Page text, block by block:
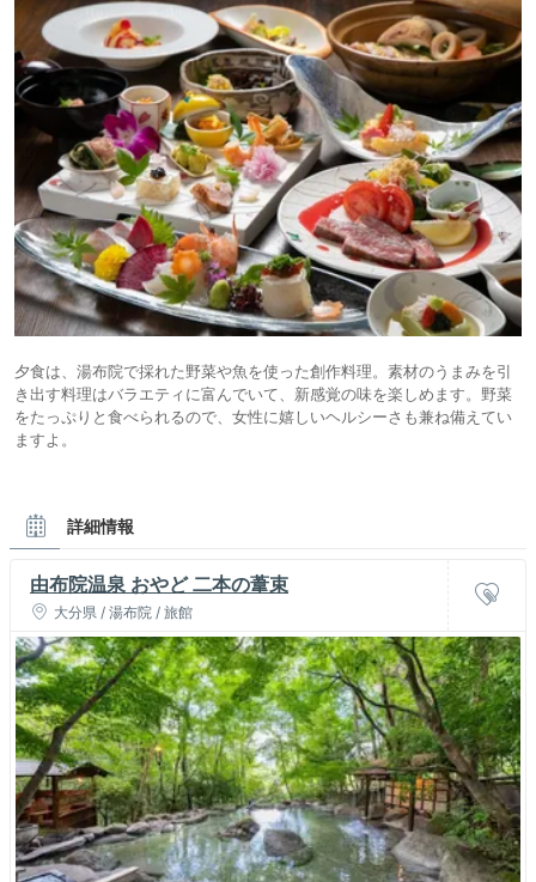
夕食は、湯布院で採れた野菜や魚を使った創作料理。素材のうまみを引
き出す料理はバラエティに富んでいて、新感覚の味を楽しめます。野菜
をたっぷりと食べられるので、女性に嬉しいヘルシーさも兼ね備えてい
ますよ。
詳細情報
由布院温泉 おやど 二本の葦束
大分県 / 湯布院 / 旅館